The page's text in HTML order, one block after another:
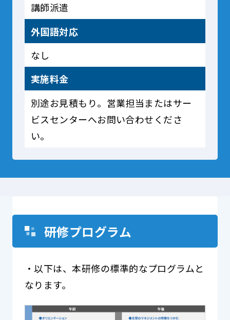
講師派遣
外国語対応
なし
実施料金
別途お見積もり。営業担当またはサー
ビスセンターへお問い合わせくださ
い。
研修プログラム
・以下は、本研修の標準的なプログラムと
なります。